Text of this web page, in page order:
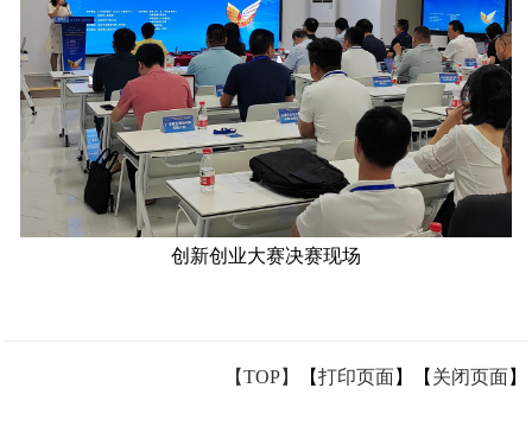
创新创业大赛决赛现场
【TOP】 【打印页面】【 关闭页面】